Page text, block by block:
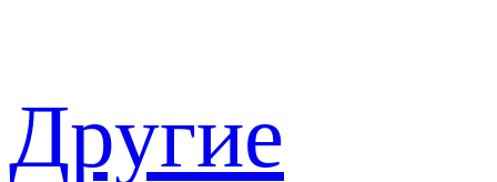
Другие